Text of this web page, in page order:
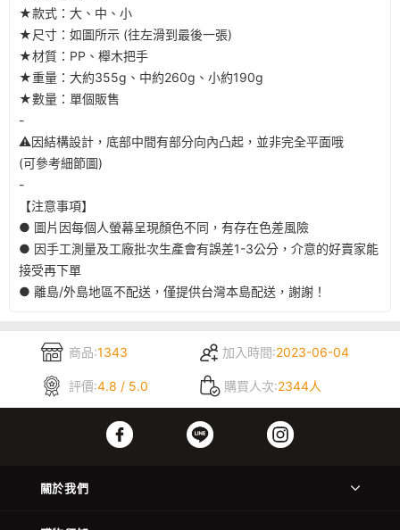
★款式：大、中、小
★尺寸：如圖所示 (往左滑到最後一張)
★材質：PP、櫸木把手
★重量：大約355g、中約260g、小約190g
★數量：單個販售
-
⚠️因結構設計，底部中間有部分向內凸起，並非完全平面哦
(可參考細節圖)
-
【注意事項】
● 圖片因每個人螢幕呈現顏色不同，有存在色差風險
● 因手工測量及工廠批次生產會有誤差1-3公分，介意的好賣家能
接受再下單
● 離島/外島地區不配送，僅提供台灣本島配送，謝謝！
商品:1343 加入時間:2023-06-04
評價:4.8 / 5.0 購買人次:2344人
關於我們